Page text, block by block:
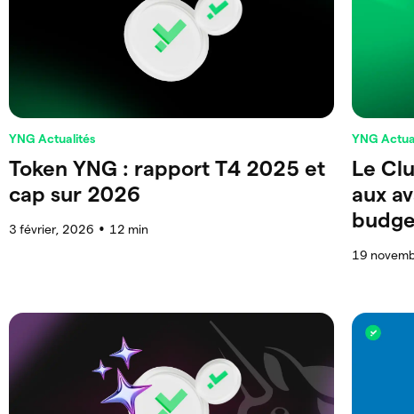
YNG Actualités
Token YNG : rapport T4 2025 et
cap sur 2026
3 février, 2026 ● 12 min
YNG
Le
aux
19